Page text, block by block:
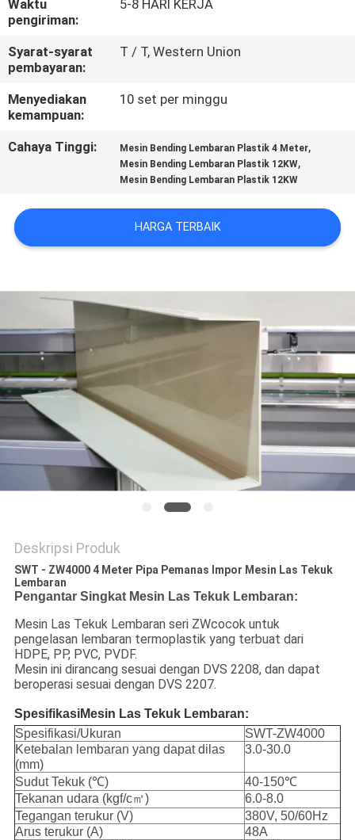
KAMI
BLOG
PERMINTAAN
PENAWARAN
PRIVACY
Waktu
pengiriman:
5-8 HARI KERJA
Syarat-syarat
pembayaran:
T / T, Western Union
Menyediakan
kemampuan:
10 set per minggu
Cahaya Tinggi: Mesin Bending Lembaran Plastik 4 Meter,
Mesin Bending Lembaran Plastik 12KW,
Mesin Bending Lembaran Plastik 12KW
HARGA TERBAIK
Deskripsi Produk
SWT - ZW4000 4 Meter Pipa Pemanas Impor Mesin Las Tekuk
Lembaran
Pengantar Singkat Mesin Las Tekuk Lembaran:
Mesin Las Tekuk Lembaran seri ZWcocok untuk
pengelasan lembaran termoplastik yang terbuat dari
HDPE, PP, PVC, PVDF.
Mesin ini dirancang sesuai dengan DVS 2208, dan dapat
beroperasi sesuai dengan DVS 2207.
SpesifikasiMesin Las Tekuk Lembaran:
Spesifikasi/Ukuran
SWT-ZW4000
Ketebalan lembaran yang dapat dilas
(mm)
3.0-30.0
Sudut Tekuk (℃)
40-150℃
Tekanan udara (kgf/c㎡)
6.0-8.0
Tegangan terukur (V)
380V, 50/60Hz
Arus terukur (A)
48A